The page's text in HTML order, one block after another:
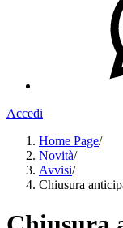
Accedi
Home Page/
Novità/
Avvisi/
Chiusura